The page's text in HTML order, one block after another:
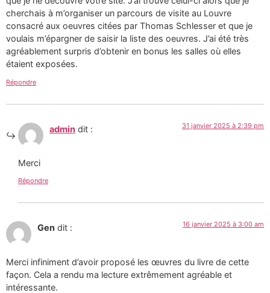
cherchais à m’organiser un parcours de visite au Louvre
consacré aux oeuvres citées par Thomas Schlesser et que je
voulais m’épargner de saisir la liste des oeuvres. J’ai été très
agréablement surpris d’obtenir en bonus les salles où elles
étaient exposées.
Répondre
admin dit : 31 janvier 2025 à 2:39 pm
Merci
Répondre
Gen dit : 16 janvier 2025 à 3:00 am
Merci infiniment d’avoir proposé les œuvres du livre de cette
façon. Cela a rendu ma lecture extrêmement agréable et
intéressante.